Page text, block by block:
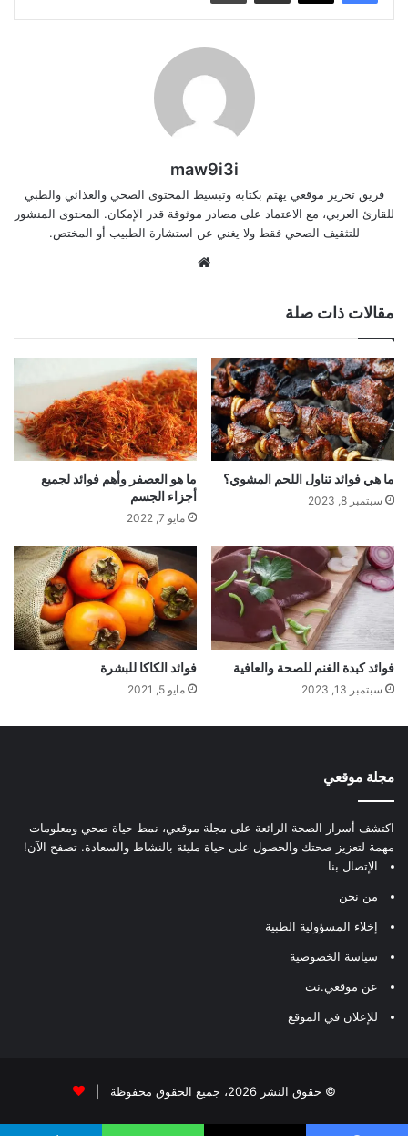
maw9i3i
فريق تحرير موقعي يهتم بكتابة وتبسيط المحتوى الصحي والغذائي والطبي
للقارئ العربي، مع الاعتماد على مصادر موثوقة قدر الإمكان. المحتوى المنشور
للتثقيف الصحي فقط ولا يغني عن استشارة الطبيب أو المختص.
مقالات ذات صلة
ما هي فوائد تناول اللحم المشوي؟
سبتمبر 8, 2023
ما هو العصفر وأهم فوائد لجميع
أجزاء الجسم
مايو 7, 2022
فوائد كبدة الغنم للصحة والعافية
سبتمبر 13, 2023
فوائد الكاكا للبشرة
مايو 5, 2021
مجلة موقعي
اكتشف أسرار الصحة الرائعة على مجلة موقعي، نمط حياة صحي ومعلومات
مهمة لتعزيز صحتك والحصول على حياة مليئة بالنشاط والسعادة. تصفح الآن!
الإتصال بنا
من نحن
إخلاء المسؤولية الطبية
سياسة الخصوصية
عن موقعي.نت
للإعلان في الموقع
© حقوق النشر 2026، جميع الحقوق محفوظة |